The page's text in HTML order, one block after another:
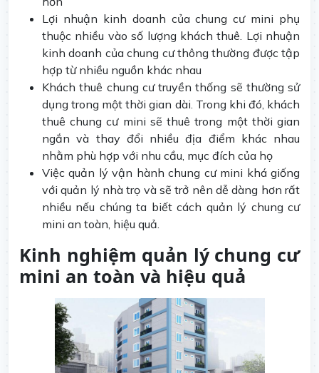
Lợi nhuận kinh doanh của chung cư mini phụ
thuộc nhiều vào số lượng khách thuê. Lợi nhuận
kinh doanh của chung cư thông thường được tập
hợp từ nhiều nguồn khác nhau
Khách thuê chung cư truyền thống sẽ thường sử
dụng trong một thời gian dài. Trong khi đó, khách
thuê chung cư mini sẽ thuê trong một thời gian
ngắn và thay đổi nhiều địa điểm khác nhau
nhằm phù hợp với nhu cầu, mục đích của họ
Việc quản lý vận hành chung cư mini khá giống
với quản lý nhà trọ và sẽ trở nên dễ dàng hơn rất
nhiều nếu chúng ta biết cách quản lý chung cư
mini an toàn, hiệu quả.
Kinh nghiệm quản lý chung cư
mini an toàn và hiệu quả